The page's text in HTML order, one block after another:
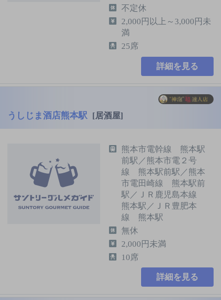
不定休
2,000円以上～3,000円未
満
25席
詳細を見る
うしじま酒店熊本駅 [居酒屋]
熊本市電幹線 熊本駅
前駅／熊本市電２号
線 熊本駅前駅／熊本
市電田崎線 熊本駅前
駅／ＪＲ鹿児島本線
熊本駅／ＪＲ豊肥本
線 熊本駅
無休
2,000円未満
10席
詳細を見る